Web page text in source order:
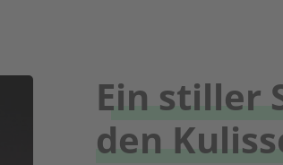
Ein stiller
den